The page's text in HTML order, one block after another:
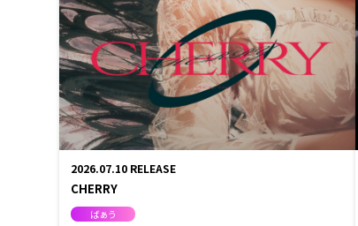
2026.07.10 RELEASE
CHERRY
ばぁう